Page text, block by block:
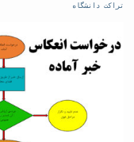
تراکت دانشگاه